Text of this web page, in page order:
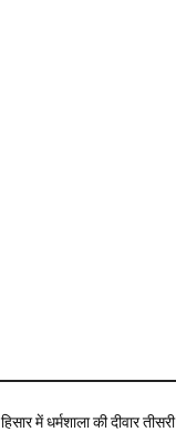
हिसार में धर्मशाला की दीवार